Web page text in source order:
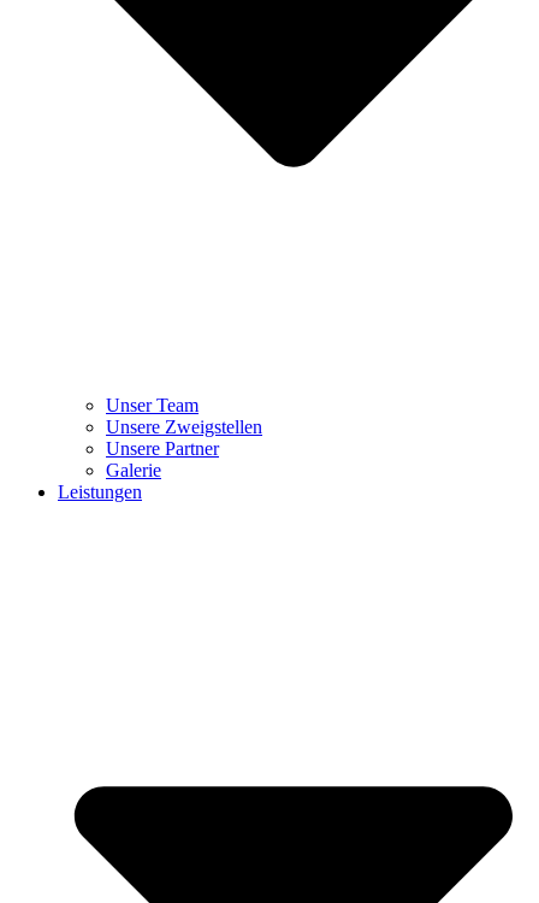
Unser Team
Unsere Zweigstellen
Unsere Partner
Galerie
Leistungen